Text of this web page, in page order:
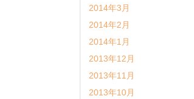
2014年3月
2014年2月
2014年1月
2013年12月
2013年11月
2013年10月